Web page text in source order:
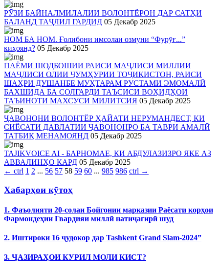
РӮЗИ БАЙНАЛМИЛАЛИИ ВОЛОНТЁРОН ДАР САТҲИ
БАЛАНД ТАҶЛИЛ ГАРДИД 05 Декабр 2025
НОМ БА НОМ. Ғолибони имсолаи озмуни “Фурӯғ...”
киҳоянд? 05 Декабр 2025
ПАЁМИ ШОДБОШИИ РАИСИ МАҶЛИСИ МИЛЛИИ
МАҶЛИСИ ОЛИИ ҶУМҲУРИИ ТОҶИКИСТОН, РАИСИ
ШАҲРИ ДУШАНБЕ МУҲТАРАМ РУСТАМИ ЭМОМАЛӢ
БАХШИДА БА СОЛГАРДИ ТАЪСИСИ ВОҲИДҲОИ
ТАЪИНОТИ МАХСУСИ МИЛИТСИЯ 05 Декабр 2025
ҶАВОНОНИ ВОЛОНТЁР ҲАЙАТИ НЕРУМАНДЕСТ, КИ
СИЁСАТИ ДАВЛАТИИ ҶАВОНОНРО БА ТАВРИ АМАЛӢ
ТАТБИҚ МЕНАМОЯНД 05 Декабр 2025
TAJIKVOICE AI - БАРНОМАЕ, КИ АБДУЛАЗИЗРО ЯКЕ АЗ
АВВАЛИНҲО КАРД 05 Декабр 2025
← ctrl 1 2 ... 56 57 58 59 60 ... 985 986 ctrl →
Хабарҳои кӯтоҳ
1. Фаъолияти 20-солаи Бойгонии марказии Раёсати корҳои
Фармондеҳии Гвардияи миллӣ натиҷагирӣ шуд
2. Иштироки 16 ҷудокор дар Tashkent Grand Slam-2024”
3. ҶАЗИРАҲОИ КУРИЛ МОЛИ КИСТ?